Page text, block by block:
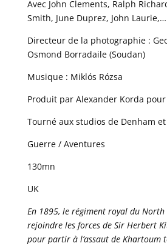
Avec John Clements, Ralph
Smith, June Duprez, John Laurie,…
Directeur de la photographie :
Osmond Borradaile (Soudan)
Musique : Miklós Rózsa
Produit par Alexander Korda
Tourné aux studios de Denham
Guerre / Aventures
130mn
UK
En 1895, le régiment royal du
rejoindre les forces de Sir Herbert
pour partir à l’assaut de Khartoum